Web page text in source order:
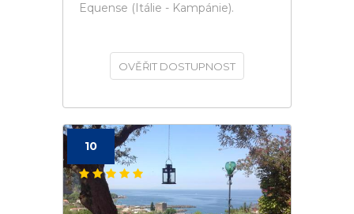
Equense (Itálie - Kampánie).
OVĚŘIT DOSTUPNOST
10